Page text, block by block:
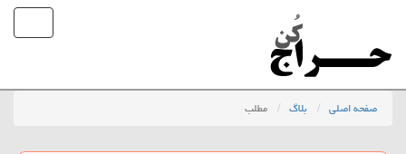
صفحه اصلی بلاگ مطلب